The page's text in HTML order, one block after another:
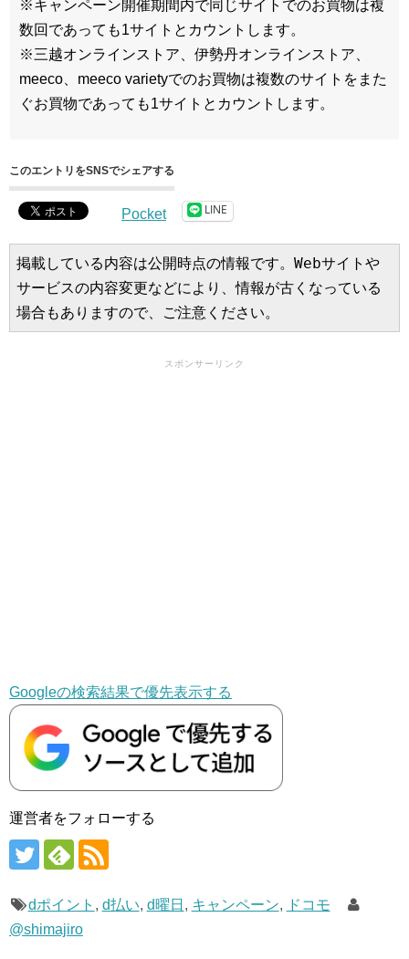
※キャンペーン開催期間内で同じサイトでのお買物は複
数回であっても1サイトとカウントします。
※三越オンラインストア、伊勢丹オンラインストア、
meeco、meeco varietyでのお買物は複数のサイトをまた
ぐお買物であっても1サイトとカウントします。
このエントリをSNSでシェアする
Pocket LINE
掲載している内容は公開時点の情報です。Webサイトや
サービスの内容変更などにより、情報が古くなっている
場合もありますので、ご注意ください。
スポンサーリンク
Googleの検索結果で優先表示する
運営者をフォローする
dポイント , d払い, d曜日 , キャンペーン, ドコモ
@shimajiro